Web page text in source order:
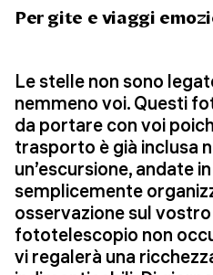
Per gite e viaggi
Le stelle non sono
nemmeno voi. Questi
da portare con voi
trasporto è già inclusa
un’escursione, andate
semplicemente
osservazione sul
fototelescopio non
vi regalerà una